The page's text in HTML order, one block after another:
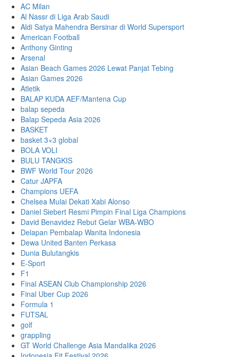
AC Milan
Al Nassr di Liga Arab Saudi
Aldi Satya Mahendra Bersinar di World Supersport
American Football
Anthony Ginting
Arsenal
Asian Beach Games 2026 Lewat Panjat Tebing
Asian Games 2026
Atletik
BALAP KUDA AEF/Mantena Cup
balap sepeda
Balap Sepeda Asia 2026
BASKET
basket 3×3 global
BOLA VOLI
BULU TANGKIS
BWF World Tour 2026
Catur JAPFA
Champions UEFA
Chelsea Mulai Dekati Xabi Alonso
Daniel Siebert Resmi Pimpin Final Liga Champions
David Benavidez Rebut Gelar WBA-WBO
Delapan Pembalap Wanita Indonesia
Dewa United Banten Perkasa
Dunia Bulutangkis
E-Sport
F1
Final ASEAN Club Championship 2026
Final Uber Cup 2026
Formula 1
FUTSAL
golf
grappling
GT World Challenge Asia Mandalika 2026